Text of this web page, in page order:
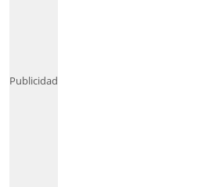
Publicidad